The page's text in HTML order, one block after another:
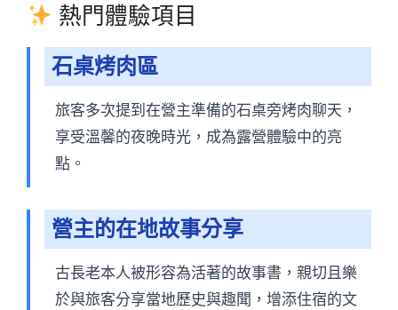
熱門體驗項目
石桌烤肉區
旅客多次提到在營主準備的石桌旁烤肉聊天，
享受溫馨的夜晚時光，成為露營體驗中的亮
點。
營主的在地故事分享
古長老本人被形容為活著的故事書，親切且樂
於與旅客分享當地歷史與趣聞，增添住宿的文